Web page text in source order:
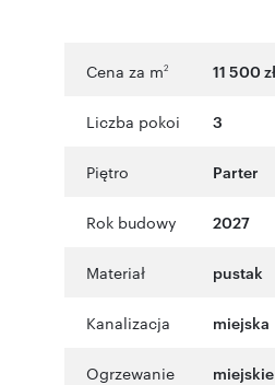
Cena za m2 11 500
Liczba pokoi 3
Piętro Parter
Rok budowy 2027
Materiał pustak
Kanalizacja miejska
Ogrzewanie miejskie